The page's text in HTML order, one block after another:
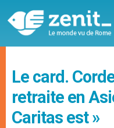
Le card.
retraite en
Caritas est »